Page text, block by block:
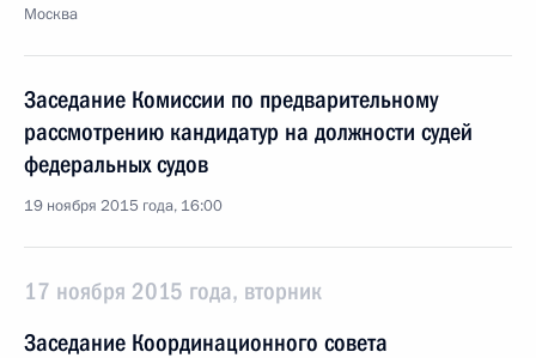
Москва
Заседание Комиссии по предварительному
рассмотрению кандидатур на должности судей
федеральных судов
19 ноября 2015 года, 16:00
17 ноября 2015 года, вторник
Заседание Координационного совета